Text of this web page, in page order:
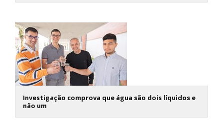
Investigação comprova que água são dois líquidos e
não um